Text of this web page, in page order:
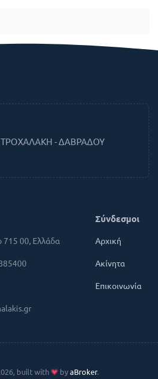
- ΔΑΒΡΑΔΟΥ
715 00, Ελλάδα
Σύνδεσμοι
Αρχική
Ακίνητα
Επικοινωνία
built with byaBroker.